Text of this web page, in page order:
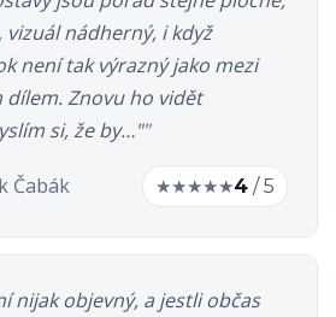
nádherný, i když
není tak výrazný jako mezi
Znovu ho vidět
si, že by…"
Čabák ★★★★★4 / 5
nijak objevný, a jestli občas